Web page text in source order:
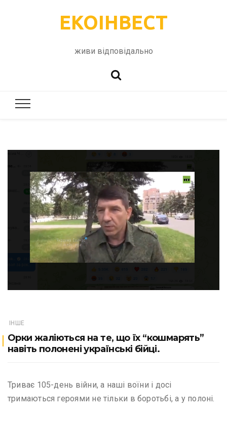
ЕКОІНВЕСТ
живи відповідально
ІНШЕ
Орки жаліються на те, що їх “кошмарять”
навіть полонені українські бійці.
Триває 105-день війни, а наші воїни і досі
тримаються героями не тільки в боротьбі, а у полоні.